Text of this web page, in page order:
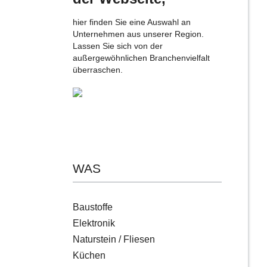
hier finden Sie eine Auswahl an
Unternehmen aus unserer Region.
Lassen Sie sich von der
außergewöhnlichen Branchenvielfalt
überraschen.
WAS
Baustoffe
Elektronik
Naturstein / Fliesen
Küchen